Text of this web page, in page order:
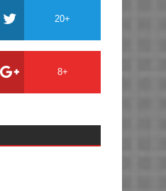
20+
8+